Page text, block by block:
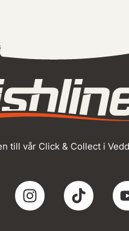
till vår Click & Collect i